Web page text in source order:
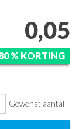
0,05
% KORTING
Gewenst aantal